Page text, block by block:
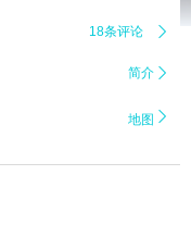
18条评论 
简介 
地图 